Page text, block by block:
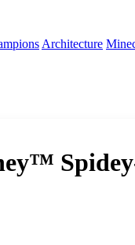
Architecture